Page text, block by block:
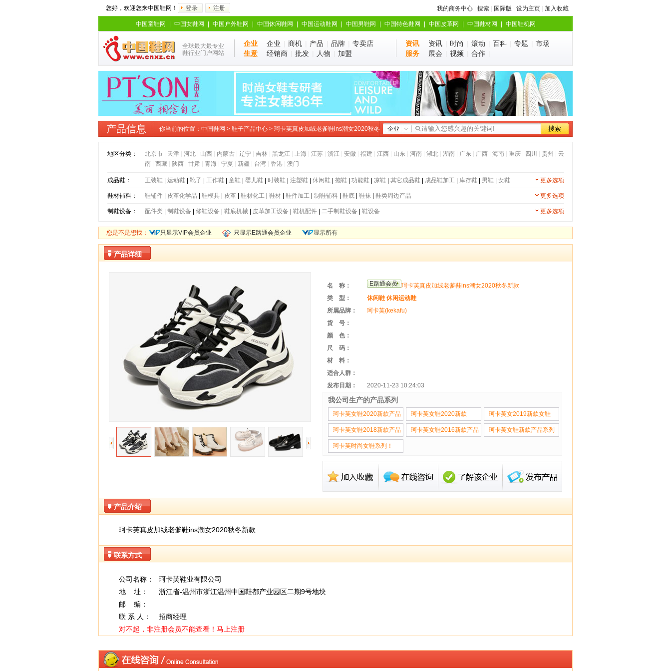
您好，欢迎您来中国鞋网！ 登录 注册 我的商务中心 搜索 国际版 设为主页 加入收藏
中国童鞋网 中国女鞋网 中国户外鞋网 中国休闲鞋网 中国运动鞋网 中国男鞋网 中国特色鞋网 中国皮革网 中国鞋材网 中国鞋机网
全球最大最专业
鞋行业门户网站
企业
生意
企业 商机 产品 品牌
专卖店
经销商
批发 人物 加盟
资讯
服务
资讯 时尚 滚动 百科 专题
市场
展会
视频 合作
产品信息 你当前的位置： 中国鞋网 > 鞋子产品中心 > 珂卡芙真皮加绒老爹鞋ins潮女2020秋冬 企业
地区分类： 北京市| 天津| 河北| 山西| 内蒙古| 辽宁| 吉林| 黑龙江 上海| 江苏| 浙江 安徽| 福建 江西| 山东| 河南| 湖北| 湖南| 广东| 广西| 海南| 重庆| 四川 贵州
云
南| 西藏| 陕西| 甘肃| 青海| 宁夏 新疆 台湾| 香港| 澳门
成品鞋： 更多选项
正装鞋| 运动鞋| 靴子| 工作鞋| 童鞋| 婴儿鞋| 时装鞋| 注塑鞋| 休闲鞋| 拖鞋| 功能鞋| 凉鞋| 其它成品鞋| 成品鞋加工| 库存鞋| 男鞋| 女鞋
鞋材辅料： 更多选项
鞋辅件| 皮革化学品 鞋模具 皮革| 鞋材化工| 鞋材| 鞋件加工| 制鞋辅料| 鞋底| 鞋袜| 鞋类周边产品
制鞋设备： 更多选项
配件类| 制鞋设备 修鞋设备 鞋底机械| 皮革加工设备 鞋机配件| 二手制鞋设备 鞋设备
您是不是想找： 只显示VIP会员企业 只显示E路通会员企业 显示所有
产品详细
名 称： 珂卡芙真皮加绒老爹鞋ins潮女2020秋冬新款
E路通会员
类 型： 休闲鞋 休闲运动鞋
所属品牌：
珂卡芙(kekafu)
货 号：
颜 色：
尺 码：
材 料：
适合人群：
发布日期：
2020-11-23 10:24:03
我公司生产的产品系列
珂卡芙女鞋2020新款产品 珂卡芙女鞋2020新款 珂卡芙女2019新款女鞋
珂卡芙女鞋2018新款产品
珂卡芙女鞋2016新款产品
珂卡芙女鞋新款产品系列
珂卡芙时尚女鞋系列！
产品介绍
珂卡芙真皮加绒老爹鞋ins潮女2020秋冬新款
联系方式
公司名称：
珂卡芙鞋业有限公司
地 址：
浙江省-温州市浙江温州中国鞋都产业园区二期9号地块
邮 编：
联 系 人：
招商经理
对不起，非注册会员不能查看！ 马上注册